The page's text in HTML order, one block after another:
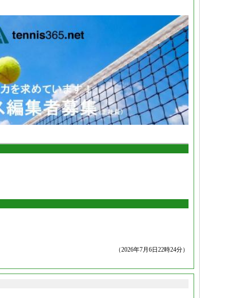
（2026年7月6日22時24分）